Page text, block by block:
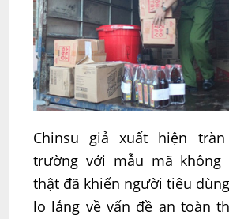
Chinsu giả xuất hiện
trường với mẫu mã không
thật đã khiến người tiêu
lo lắng về vấn đề an toàn